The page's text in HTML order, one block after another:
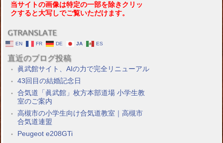
当サイトの画像は特定の一部を除きクリッ
クすると大写しでご覧いただけます。
GTRANSLATE
EN FR DE JA ES
直近のブログ投稿
眞武館サイト、AIの力で完全リニューアル
43回目の結婚記念日
合気道「眞武館」枚方本部道場 小学生教
室のご案内
高槻市の小学生向け合気道教室｜高槻市
合気道連盟
Peugeot e208GTi